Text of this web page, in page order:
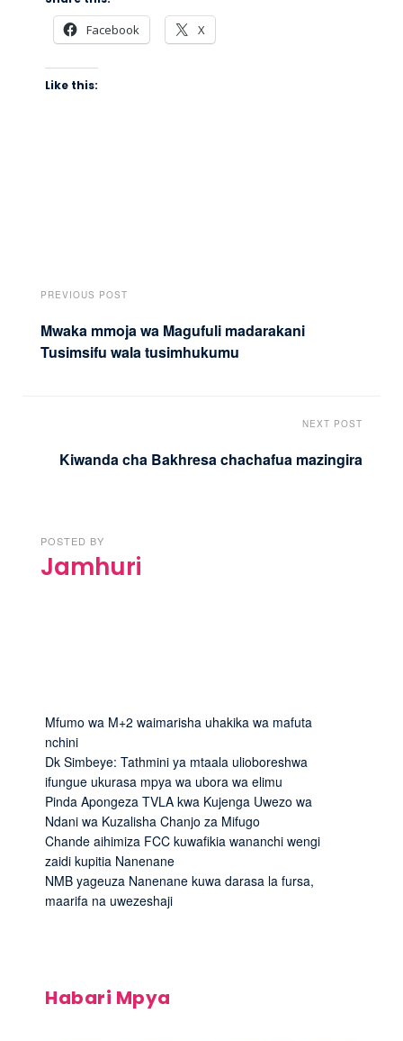
Facebook X
Like this:
PREVIOUS POST
Mwaka mmoja wa Magufuli madarakani
Tusimsifu wala tusimhukumu
NEXT POST
Kiwanda cha Bakhresa chachafua mazingira
POSTED BY
Jamhuri
Mfumo wa M+2 waimarisha uhakika wa mafuta
nchini
Dk Simbeye: Tathmini ya mtaala ulioboreshwa
ifungue ukurasa mpya wa ubora wa elimu
Pinda Apongeza TVLA kwa Kujenga Uwezo wa
Ndani wa Kuzalisha Chanjo za Mifugo
Chande aihimiza FCC kuwafikia wananchi wengi
zaidi kupitia Nanenane
NMB yageuza Nanenane kuwa darasa la fursa,
maarifa na uwezeshaji
Habari Mpya